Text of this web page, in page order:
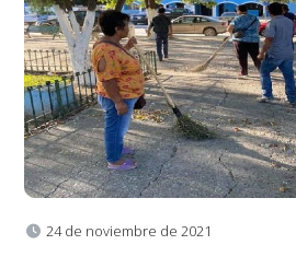
24 de noviembre de 2021